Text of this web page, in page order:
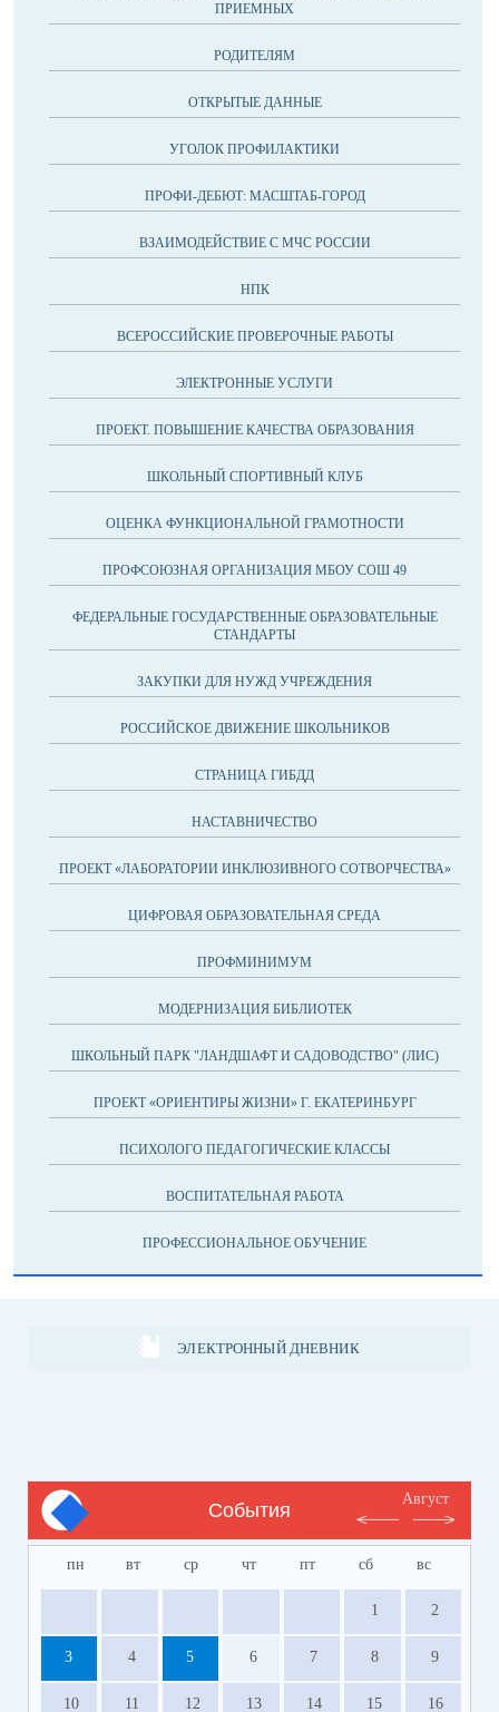
ПРИЕМНЫХ
РОДИТЕЛЯМ
ОТКРЫТЫЕ ДАННЫЕ
УГОЛОК ПРОФИЛАКТИКИ
ПРОФИ-ДЕБЮТ: МАСШТАБ-ГОРОД
ВЗАИМОДЕЙСТВИЕ С МЧС РОССИИ
НПК
ВСЕРОССИЙСКИЕ ПРОВЕРОЧНЫЕ РАБОТЫ
ЭЛЕКТРОННЫЕ УСЛУГИ
ПРОЕКТ. ПОВЫШЕНИЕ КАЧЕСТВА ОБРАЗОВАНИЯ
ШКОЛЬНЫЙ СПОРТИВНЫЙ КЛУБ
ОЦЕНКА ФУНКЦИОНАЛЬНОЙ ГРАМОТНОСТИ
ПРОФСОЮЗНАЯ ОРГАНИЗАЦИЯ МБОУ СОШ 49
ФЕДЕРАЛЬНЫЕ ГОСУДАРСТВЕННЫЕ ОБРАЗОВАТЕЛЬНЫЕ
СТАНДАРТЫ
ЗАКУПКИ ДЛЯ НУЖД УЧРЕЖДЕНИЯ
РОССИЙСКОЕ ДВИЖЕНИЕ ШКОЛЬНИКОВ
СТРАНИЦА ГИБДД
НАСТАВНИЧЕСТВО
ПРОЕКТ «ЛАБОРАТОРИИ ИНКЛЮЗИВНОГО СОТВОРЧЕСТВА»
ЦИФРОВАЯ ОБРАЗОВАТЕЛЬНАЯ СРЕДА
ПРОФМИНИМУМ
МОДЕРНИЗАЦИЯ БИБЛИОТЕК
ШКОЛЬНЫЙ ПАРК "ЛАНДШАФТ И САДОВОДСТВО" (ЛИС)
ПРОЕКТ «ОРИЕНТИРЫ ЖИЗНИ» Г. ЕКАТЕРИНБУРГ
ПСИХОЛОГО ПЕДАГОГИЧЕСКИЕ КЛАССЫ
ВОСПИТАТЕЛЬНАЯ РАБОТА
ПРОФЕССИОНАЛЬНОЕ ОБУЧЕНИЕ
ЭЛЕКТРОННЫЙ ДНЕВНИК
События
Август
пн вт ср чт пт сб вс
1 2
3 4 5 6 7 8 9
10 11 12 13 14 15 16